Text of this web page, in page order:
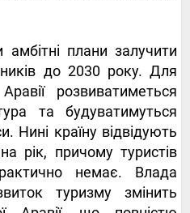
плани залучити
до 2030 року. Для
розвиватиметься
та будуватимуться
Нині країну відвідують
рік, причому туристів
немає. Влада
туризму змінить